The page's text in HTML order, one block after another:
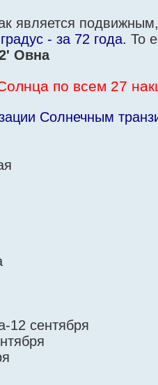
является
- за 72 года. То
Овна
по всем 27
Солнечным
12 сентября